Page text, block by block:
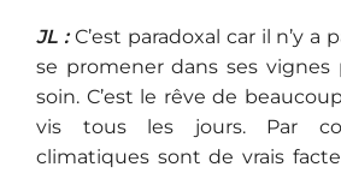
JL : C’est paradoxal car il n’y a
se promener dans ses
soin. C’est le rêve de
vis tous les jours. Par
climatiques sont de vrais